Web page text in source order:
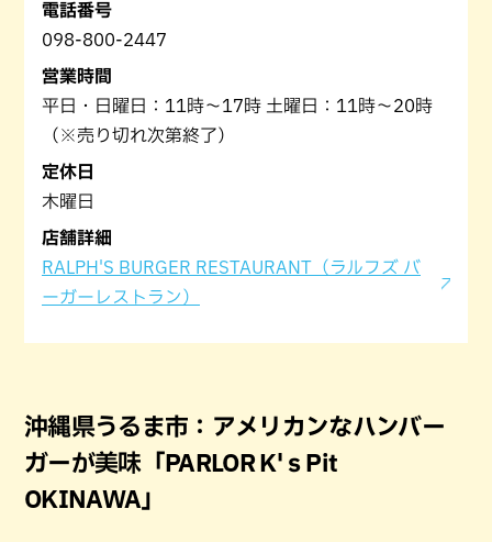
電話番号
098-800-2447
営業時間
平日・日曜日：11時〜17時 土曜日：11時〜20時
（※売り切れ次第終了）
定休日
木曜日
店舗詳細
RALPH'S BURGER RESTAURANT（ラルフズ バ
ーガーレストラン）
沖縄県うるま市：アメリカンなハンバー
ガーが美味「PARLOR K'ｓPit
OKINAWA」